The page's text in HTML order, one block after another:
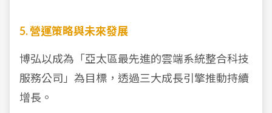
5. 營運策略與未來發展
博弘以成為「亞太區最先進的雲端系統整合科技
服務公司」為目標，透過三大成長引擎推動持續
增長。